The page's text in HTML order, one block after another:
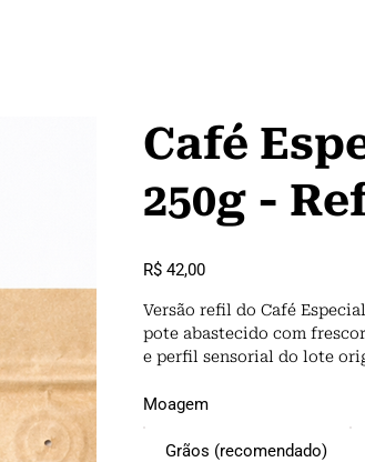
Café
250g -
Preço
R$ 42,00
Versão refil do Café
pote abastecido com
e perfil sensorial do lote
Grãos (recomendado)
Moagem